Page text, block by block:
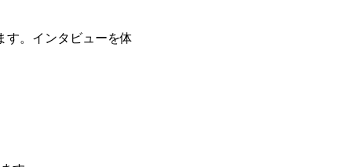
す。インタビューを体